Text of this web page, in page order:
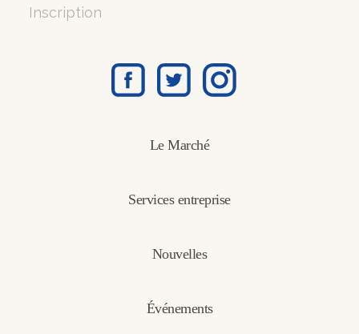
Inscription
Le Marché
Services entreprise
Nouvelles
Événements